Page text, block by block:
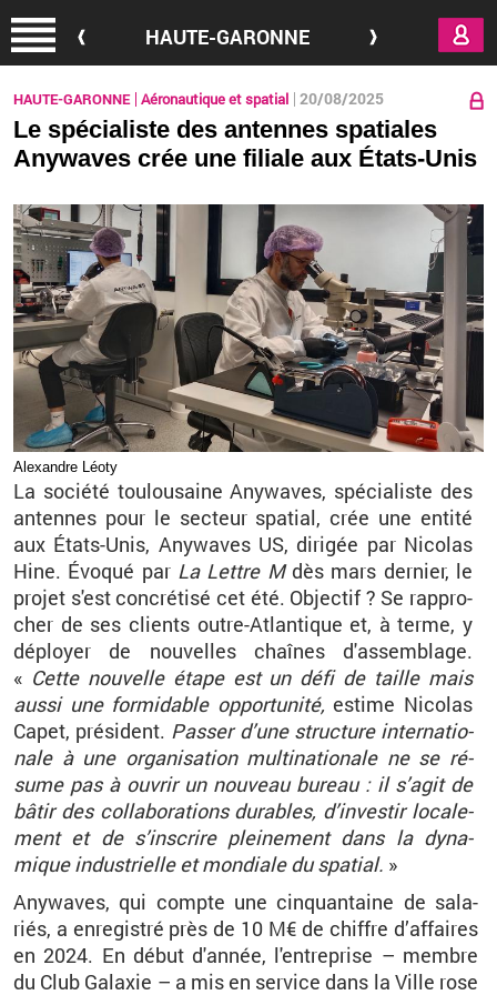
HAUTE-GARONNE
HAUTE-GARONNE Aéronautique et spatial 20/08/2025
Le spécialiste des antennes spatiales
Anywaves crée une filiale aux États-Unis
Alexandre Léoty
La so­ciété tou­lou­saine Any­waves, spé­cia­liste des
an­tennes pour le sec­teur spa­tial, crée une en­tité
aux États-Unis, Any­waves US, di­ri­gée par Ni­co­las
Hine. Évo­qué par La Lettre Mdès mars der­nier, le
pro­jet s'est concré­tisé cet été. Ob­jec­tif ? Se rap­pro­
cher de ses clients outre-At­lan­tique et, à terme, y
dé­ployer de nou­velles chaînes d'as­sem­blage.
« Cette nou­velle étape est un défi de taille mais
aussi une for­mi­dable op­por­tu­nité,es­time Ni­co­las
Capet, pré­sident. Pas­ser d’une struc­ture in­ter­na­tio­
nale à une or­ga­ni­sa­tion mul­ti­na­tio­nale ne se ré­
sume pas à ou­vrir un nou­veau bu­reau : il s’agit de
bâtir des col­la­bo­ra­tions du­rables, d’in­ves­tir lo­ca­le­
ment et de s’ins­crire plei­ne­ment dans la dy­na­
mique in­dus­trielle et mon­diale du spa­tial. »
Any­waves, qui compte une cin­quan­taine de sa­la­
riés, a en­re­gis­tré près de 10 M€ de chiffre d’af­faires
en 2024. En début d'an­née, l'en­tre­prise – membre
du Club Ga­laxie – a mis en ser­vice dans la Ville rose